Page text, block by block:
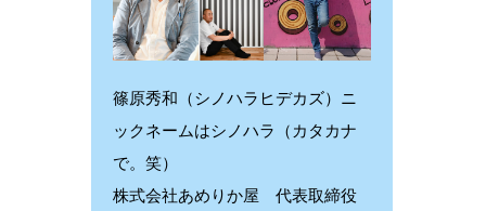
篠原秀和（シノハラヒデカズ）ニ
ックネームはシノハラ（カタカナ
で。笑）
株式会社あめりか屋 代表取締役